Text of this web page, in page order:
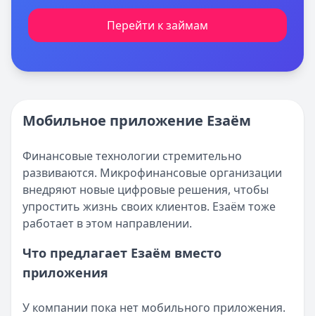
Перейти к займам
Мобильное приложение Езаём
Финансовые технологии стремительно
развиваются. Микрофинансовые организации
внедряют новые цифровые решения, чтобы
упростить жизнь своих клиентов. Езаём тоже
работает в этом направлении.
Что предлагает Езаём вместо
приложения
У компании пока нет мобильного приложения.